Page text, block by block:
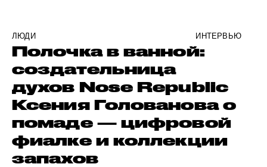
ЛЮДИ ИНТЕРВЬЮ
Полочка в ванной:
создательница
духов Nose Republic
Ксения Голованова о
помаде — цифровой
фиалке и коллекции
запахов